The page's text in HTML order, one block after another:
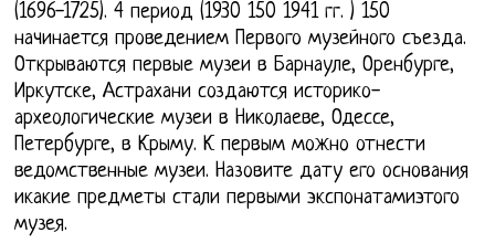
(1696-1725). 4 период (1930 150 1941 гг. ) 150
начинается проведением Первого музейного съезда.
Открываются первые музеи в Барнауле, Оренбурге,
Иркутске, Астрахани создаются историко-
археологические музеи в Николаеве, Одессе,
Петербурге, в Крыму. К первым можно отнести
ведомственные музеи. Назовите дату его основания
икакие предметы стали первыми экспонатамиэтого
музея.